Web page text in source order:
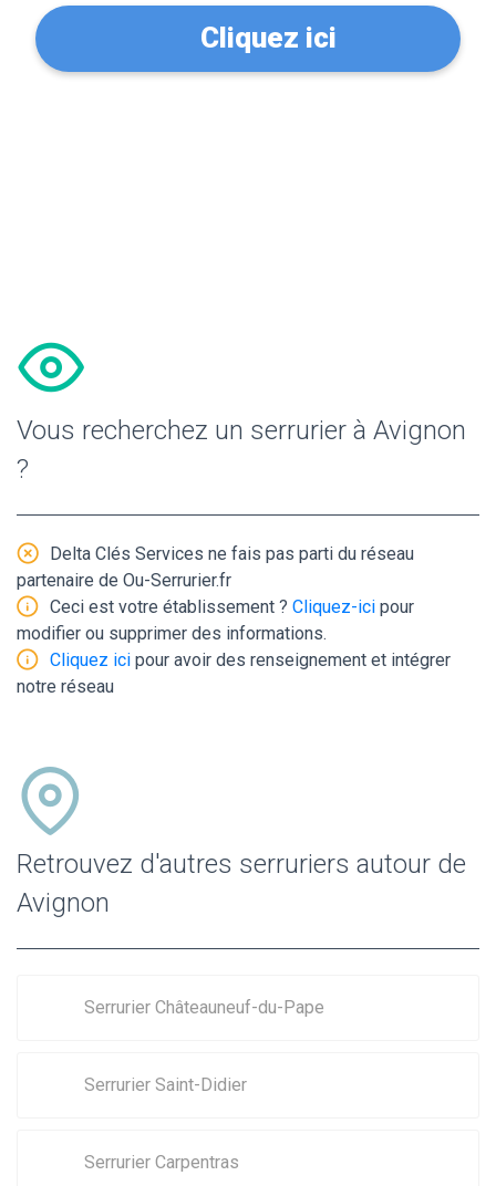
Cliquez ici
Vous recherchez un serrurier à Avignon
?
Delta Clés Services ne fais pas parti du réseau
partenaire de Ou-Serrurier.fr
Ceci est votre établissement ? Cliquez-ici pour
modifier ou supprimer des informations.
Cliquez ici pour avoir des renseignement et intégrer
notre réseau
Retrouvez d'autres serruriers autour de
Avignon
Serrurier Châteauneuf-du-Pape
Serrurier Saint-Didier
Serrurier Carpentras